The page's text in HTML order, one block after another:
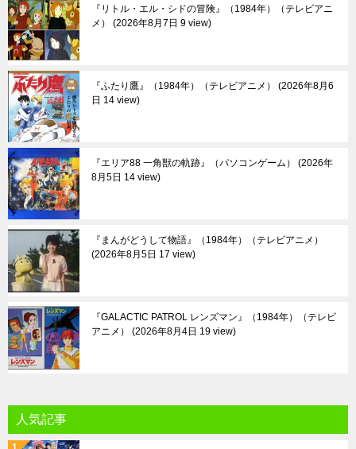
『リトル・エル・シドの冒険』（1984年）（テレビアニ
メ）
2026年8月7日 9 view
『ふたり鷹』（1984年）（テレビアニメ）
2026年8月6
日 14 view
『エリア88 一角獣の軌跡』（パソコンゲーム）
2026年
8月5日 14 view
『まんがどうして物語』（1984年）（テレビアニメ）
2026年8月5日 17 view
『GALACTIC PATROL レンズマン』（1984年）（テレビ
アニメ）
2026年8月4日 19 view
人気記事